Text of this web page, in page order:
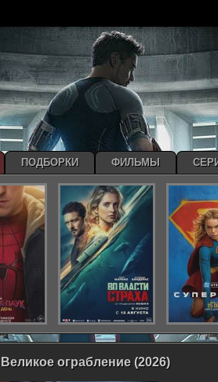
Великое ограбление (2026)
ПОДБОРКИ ФИЛЬМЫ